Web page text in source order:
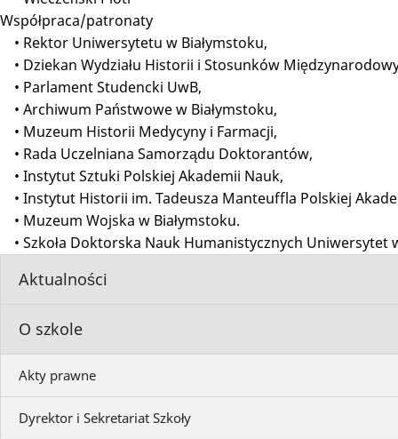
Aktualności
O szkole
Akty prawne
Dyrektor i Sekretariat Szkoły
Współpraca/patronaty
• Rektor Uniwersytetu w Białymstoku,
• Dziekan Wydziału Historii i Stosunków
• Parlament Studencki UwB,
• Archiwum Państwowe w Białymstoku,
• Muzeum Historii Medycyny i Farmacji,
• Rada Uczelniana Samorządu Doktorantów,
• Instytut Sztuki Polskiej Akademii Nauk,
• Instytut Historii im. Tadeusza Manteuffla Polskiej
• Muzeum Wojska w Białymstoku.
• Szkoła Doktorska Nauk Humanistycznych Uniwersytet